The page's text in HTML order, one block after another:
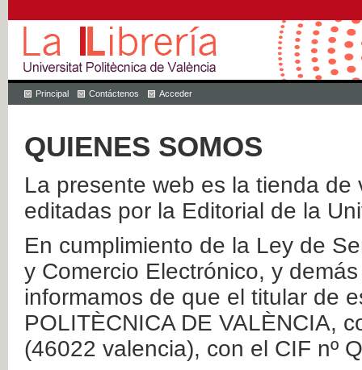
Principal Contáctenos Acceder
QUIENES SOMOS
La presente web es la tienda
editadas por la Editorial de la
En cumplimiento de la Ley de
y Comercio Electrónico, y
informamos de que el titular de
POLITÈCNICA DE VALÈNCIA,
(46022 valencia), con el CIF nº